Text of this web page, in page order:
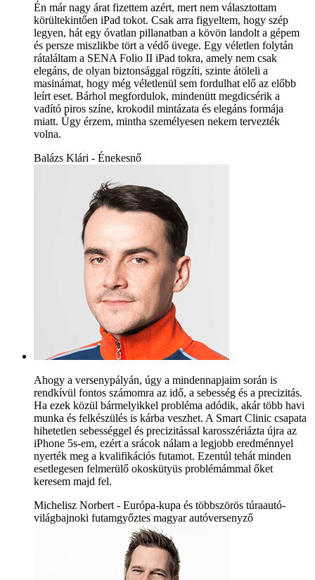
Én már nagy árat fizettem azért, mert nem választottam
körültekintően iPad tokot. Csak arra figyeltem, hogy szép
legyen, hát egy óvatlan pillanatban a kövön landolt a gépem
és persze miszlikbe tört a védő üvege. Egy véletlen folytán
rátaláltam a SENA Folio II iPad tokra, amely nem csak
elegáns, de olyan biztonsággal rögzíti, szinte átöleli a
masinámat, hogy még véletlenül sem fordulhat elő az előbb
leírt eset. Bárhol megfordulok, mindenütt megdicsérik a
vadító piros színe, krokodil mintázata és elegáns formája
miatt. Úgy érzem, mintha személyesen nekem tervezték
volna.
Balázs Klári - Énekesnő
Ahogy a versenypályán, úgy a mindennapjaim során is
rendkívül fontos számomra az idő, a sebesség és a precizitás.
Ha ezek közül bármelyikkel probléma adódik, akár több havi
munka és felkészülés is kárba veszhet. A Smart Clinic csapata
hihetetlen sebességgel és precizitással karosszériázta újra az
iPhone 5s-em, ezért a srácok nálam a legjobb eredménnyel
nyerték meg a kvalifikációs futamot. Ezentúl tehát minden
esetlegesen felmerülő okoskütyüs problémámmal őket
keresem majd fel.
Michelisz Norbert - Európa-kupa és többszörös túraautó-
világbajnoki futamgyőztes magyar autóversenyző